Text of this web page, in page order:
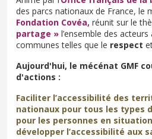
des parcs nationaux de France, le
Fondation Covéa, réunit sur le
partage » l’ensemble des
communes telles que le respect
Aujourd'hui, le mécénat GMF
d'actions :
Faciliter l’accessibilité des
nationaux pour tous les types
pour les personnes en
développer l’accessibilité aux